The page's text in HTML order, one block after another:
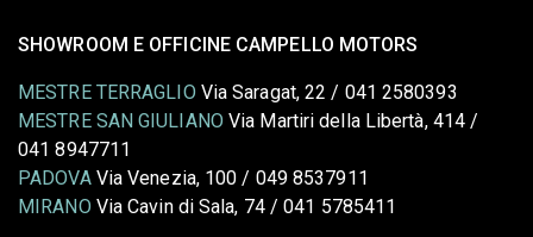
SHOWROOM E OFFICINE CAMPELLO MOTORS
MESTRE TERRAGLIO Via Saragat, 22 / 041 2580393
MESTRE SAN GIULIANO Via Martiri della Libertà, 414 /
041 8947711
PADOVAVia Venezia, 100 / 049 8537911
MIRANO Via Cavin di Sala, 74 / 041 5785411